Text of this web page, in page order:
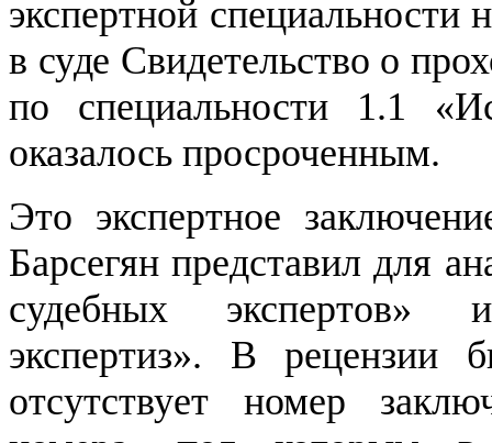
экспертной специальности
в суде Свидетельство о
по специальности 1.1
оказалось просроченным.
Это экспертное
Барсегян представил для
судебных экспертов»
экспертиз». В рецензии
отсутствует номер